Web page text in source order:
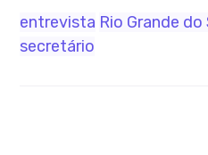
entrevista Rio Grande do
secretário